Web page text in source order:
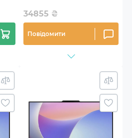
34855 ₴
Повідомити